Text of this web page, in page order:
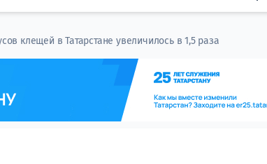
клещей в Татарстане увеличилось в 1,5 раза